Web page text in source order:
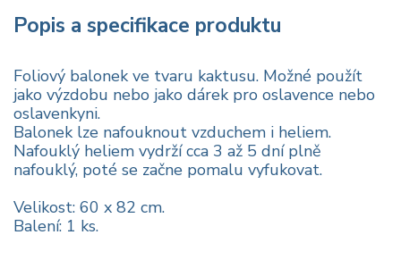
Popis a specifikace produktu
Foliový balonek ve tvaru kaktusu. Možné použít
jako výzdobu nebo jako dárek pro oslavence nebo
oslavenkyni.
Balonek lze nafouknout vzduchem i heliem.
Nafouklý heliem vydrží cca 3 až 5 dní plně
nafouklý, poté se začne pomalu vyfukovat.
Velikost: 60 x 82 cm.
Balení: 1 ks.